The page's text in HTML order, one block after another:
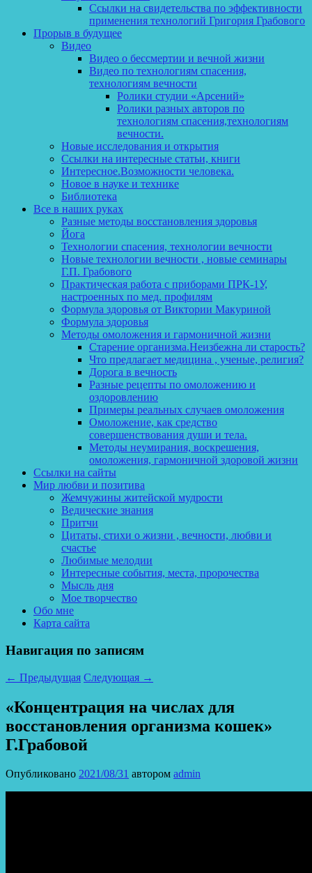
Ссылки на свидетельства по эффективности
применения технологий Григория Грабового
Прорыв в будущее
Видео
Видео о бессмертии и вечной жизни
Видео по технологиям спасения,
технологиям вечности
Ролики студии «Арсений»
Ролики разных авторов по
технологиям спасения,технологиям
вечности.
Новые исследования и открытия
Ссылки на интересные статьи, книги
Интересное.Возможности человека.
Новое в науке и технике
Библиотека
Все в наших руках
Разные методы восстановления здоровья
Йога
Технологии спасения, технологии вечности
Новые технологии вечности , новые семинары
Г.П. Грабового
Практическая работа с приборами ПРК-1У,
настроенных по мед. профилям
Формула здоровья от Виктории Макуриной
Формула здоровья
Методы омоложения и гармоничной жизни
Старение организма.Неизбежна ли старость?
Что предлагает медицина , ученые, религия?
Дорога в вечность
Разные рецепты по омоложению и
оздоровлению
Примеры реальных случаев омоложения
Омоложение, как средство
совершенствования души и тела.
Методы неумирания, воскрешения,
омоложения, гармоничной здоровой жизни
Ссылки на сайты
Мир любви и позитива
Жемчужины житейской мудрости
Ведические знания
Притчи
Цитаты, стихи о жизни , вечности, любви и
счастье
Любимые мелодии
Интересные события, места, пророчества
Мысль дня
Мое творчество
Обо мне
Карта сайта
Навигация по записям
← Предыдущая Следующая →
«Концентрация на числах для
восстановления организма кошек»
Г.Грабовой
Опубликовано 2021/08/31 автором admin